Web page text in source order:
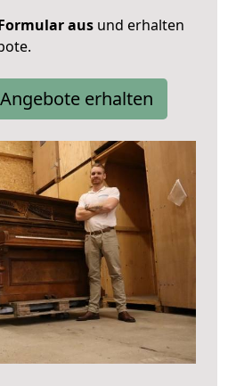
aus und erhalten
erhalten